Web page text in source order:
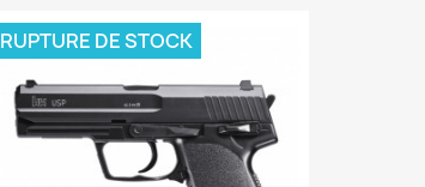
RUPTURE DE STOCK